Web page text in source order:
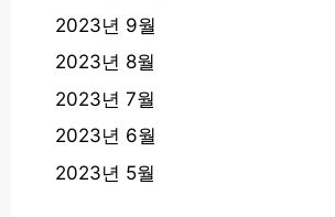
2023년 9월
2023년 8월
2023년 7월
2023년 6월
2023년 5월